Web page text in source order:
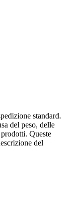
standard.
del peso, delle
Queste
del